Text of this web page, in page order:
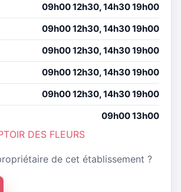
09h00 12h30, 14h30 19h00
09h00 12h30, 14h30 19h00
09h00 12h30, 14h30 19h00
09h00 12h30, 14h30 19h00
09h00 12h30, 14h30 19h00
09h00 13h00
DES FLEURS
de cet établissement ?